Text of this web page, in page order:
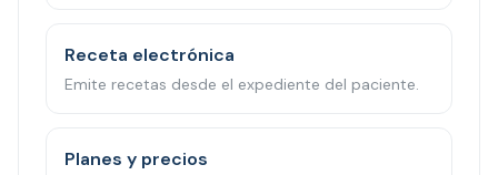
Receta electrónica
Emite recetas desde el expediente del paciente.
Planes y precios